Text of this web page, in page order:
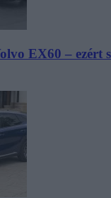
EX60 – ezért